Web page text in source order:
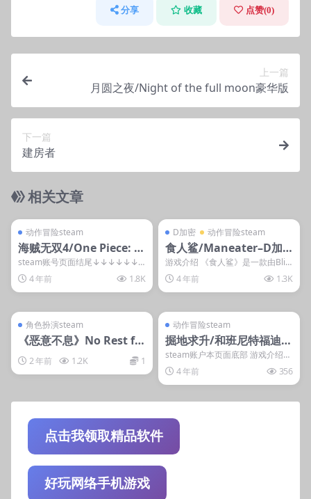
分享 收藏 点赞(0)
上一篇
月圆之夜/Night of the full moon豪华版
下一篇
建房者
相关文章
动作冒险steam
海贼无双4/One Piece: Pi
rate Warriors 4
steam账号页面结尾↓↓↓↓↓↓
游戏介绍 《海贼无双4》是由万代
南梦宫与光荣...
4 年前 1.8K
D加密
动作冒险steam
食人鲨/Maneater–D加
密
游戏介绍 《食人鲨》是一款由Blin
dside Interactive制作，Tr...
4 年前 1.3K
角色扮演steam
《恶意不息》No Rest fo
r the Wicked
2 年前 1.2K 1
动作冒险steam
掘地求升/和班尼特福迪一
起攻克难关/Getting Ove
r It with Bennett Fodd
y
steam账户本页面底部 游戏介绍
《和班尼特福迪一起攻克难关》是
由独立开发者B...
4 年前 356
点击我领取精品软件
好玩网络手机游戏